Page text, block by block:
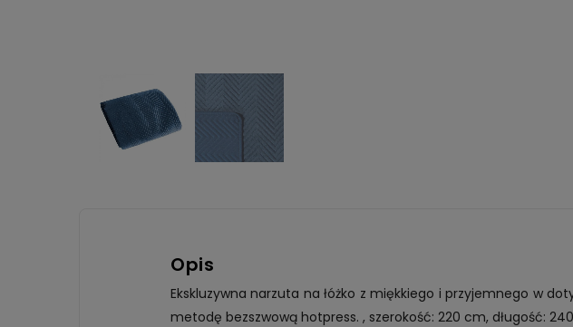
Opis
Ekskluzywna narzuta na łóżko z miękkiego i przyjemnego w
metodę bezszwową hotpress. , szerokość: 220 cm, długość: 240